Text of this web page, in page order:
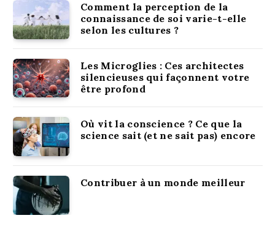
Comment la perception de la
connaissance de soi varie-t-elle
selon les cultures ?
Les Microglies : Ces architectes
silencieuses qui façonnent votre
être profond
Où vit la conscience ? Ce que la
science sait (et ne sait pas) encore
Contribuer à un monde meilleur